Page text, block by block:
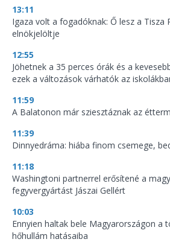
13:11
Igaza volt a fogadóknak: Ő lesz a Tisza
elnökjelöltje
12:55
Jöhetnek a 35 perces órák és a
ezek a változások várhatók az
11:59
A Balatonon már sziesztáznak az
11:39
Dinnyedráma: hiába finom csemege,
11:18
Washingtoni partnerrel erősítené a
fegyvergyártást Jászai Gellért
10:03
Ennyien haltak bele Magyarországon a
hőhullám hatásaiba